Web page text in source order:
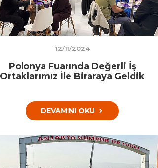
12/11/2024
Polonya Fuarında Değerli İş
Ortaklarımız İle Biraraya Geldik
DEVAMINI OKU